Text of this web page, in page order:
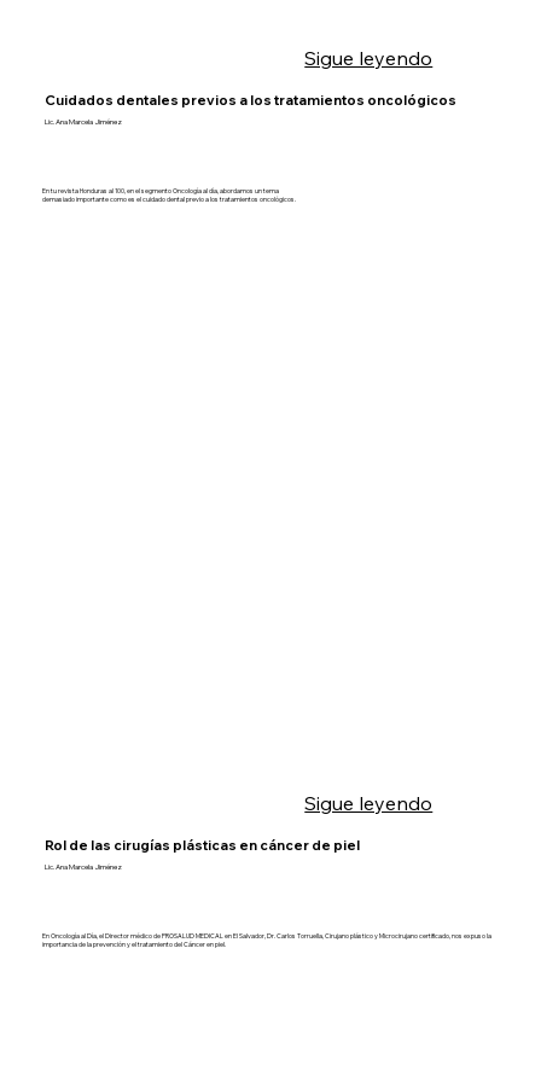
Sigue leyendo
Cuidados dentales previos a los tratamientos oncológicos
Lic. Ana Marcela Jiménez
En tu revista Honduras al 100, en el segmento Oncología al día, abordamos un tema
demasiado importante como es el cuidado dental previo a los tratamientos oncológicos.
Sigue leyendo
Rol de las cirugías plásticas en cáncer de piel
Lic. Ana Marcela Jiménez
En Oncología al Día, el Director médico de PROSALUD MEDICAL en El Salvador, Dr. Carlos Torruella, Cirujano plástico y Microcirujano certificado, nos expuso la
importancia de la prevención y el tratamiento del Cáncer en piel.